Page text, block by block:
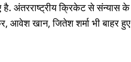
अंतरराष्ट्रीय क्रिकेट से संन्यास के
आवेश खान, जितेश शर्मा भी बाहर